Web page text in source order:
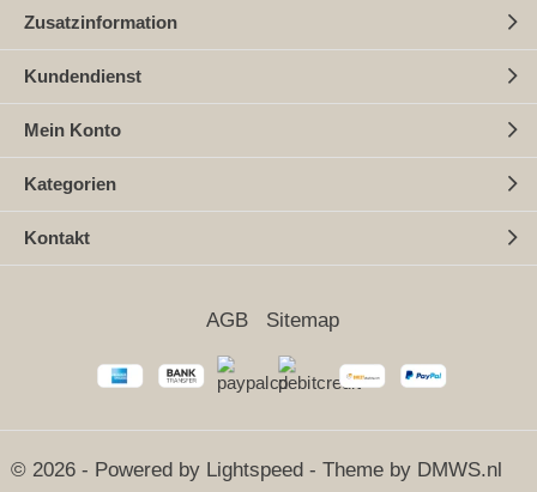
Zusatzinformation
Kundendienst
Mein Konto
Kategorien
Kontakt
© 2026 - Powered by Lightspeed - Theme by DMWS.nl
AGB Sitemap